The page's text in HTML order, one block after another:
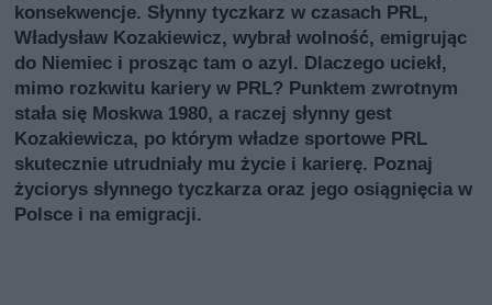
konsekwencje. Słynny tyczkarz w czasach PRL,
Władysław Kozakiewicz, wybrał wolność, emigrując
do Niemiec i prosząc tam o azyl. Dlaczego uciekł,
mimo rozkwitu kariery w PRL? Punktem zwrotnym
stała się Moskwa 1980, a raczej słynny gest
Kozakiewicza, po którym władze sportowe PRL
skutecznie utrudniały mu życie i karierę. Poznaj
życiorys słynnego tyczkarza oraz jego osiągnięcia w
Polsce i na emigracji.